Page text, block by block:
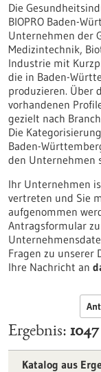
Die
BIOPRO Baden-
Unternehmen der
Medizintechnik,
Industrie mit
die in Baden-
produzieren. Über
vorhandenen
gezielt nach
Die
Baden-
den Unternehmen
Ihr Unternehmen
vertreten und Sie
aufgenommen
Antragsformular
Fragen zu unserer
Ihre Nachricht an
Ergebnis 1047
Katalog aus